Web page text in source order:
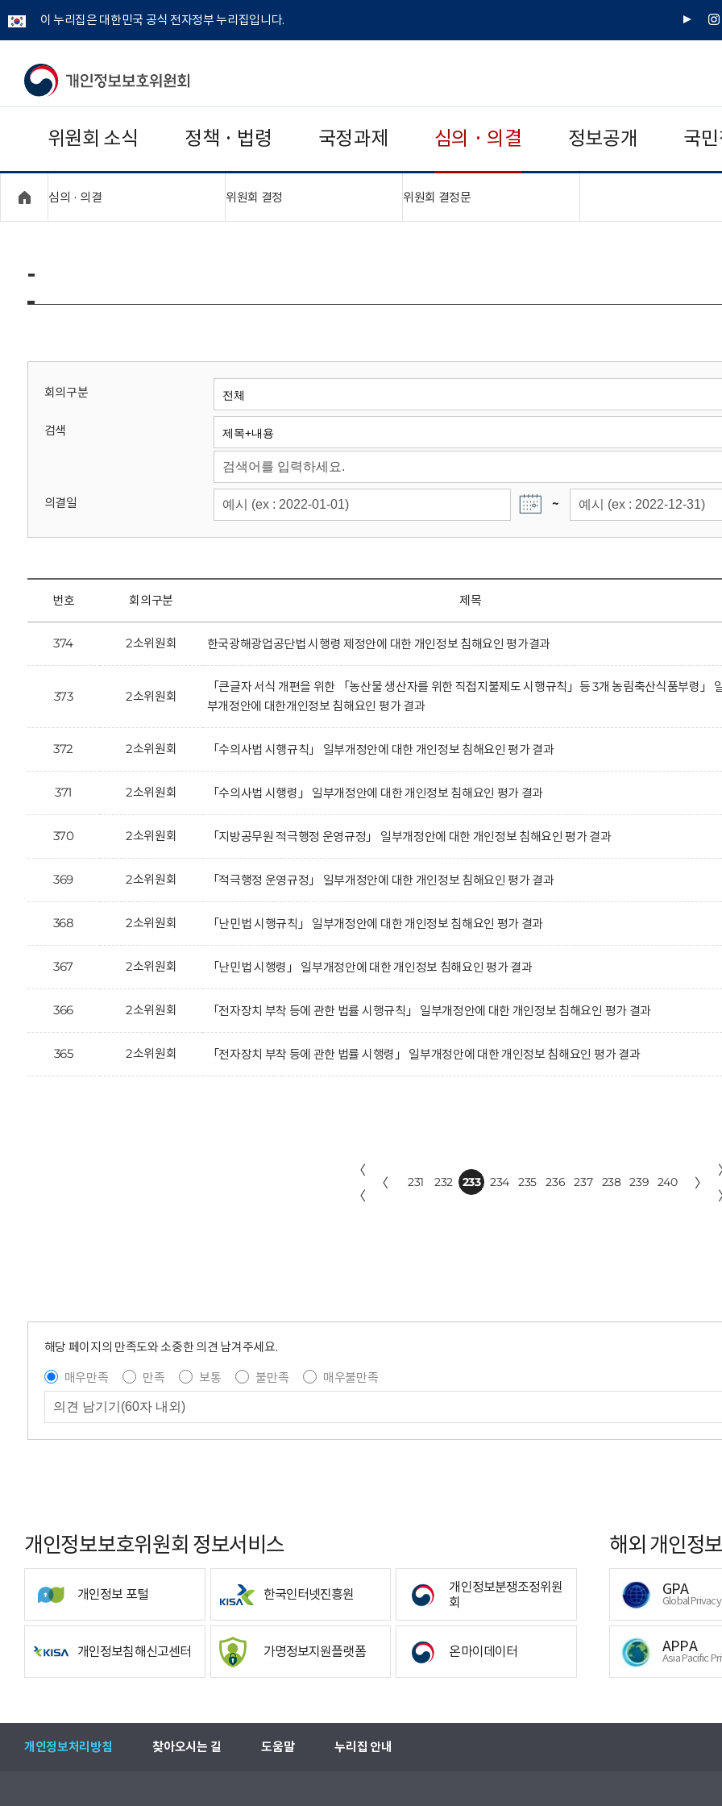
이 누리집은 대한민국 공식 전자정부 누리집입니다.
유
인
개
보
보
위
회
위원회 소식 정책 · 법령 국정과제 심의 · 의결 정보공개 국
심의 · 의결 위원회 결정 위원회 결정문"접기,펼치기"
-
회의구분
검색
의결일 ~
번호 회의구분 제목
374 2소위원회 한국광해광업공단법 시행령 제정안에 대한 개인정보 침해요인 평가결과
373 2소위원회
「큰글자 서식 개편을 위한 「농산물 생산자를 위한 직접지불제도 시행규칙」등 3개 농림축산식품부령」
부개정안에 대한개인정보 침해요인 평가 결과
372 2소위원회 「수의사법 시행규칙」 일부개정안에 대한 개인정보 침해요인 평가 결과
371 2소위원회 「수의사법 시행령」 일부개정안에 대한 개인정보 침해요인 평가 결과
370 2소위원회 「지방공무원 적극행정 운영규정」 일부개정안에 대한 개인정보 침해요인 평가 결과
369 2소위원회 「적극행정 운영규정」 일부개정안에 대한 개인정보 침해요인 평가 결과
368 2소위원회 「난민법 시행규칙」 일부개정안에 대한 개인정보 침해요인 평가 결과
367 2소위원회 「난민법 시행령」 일부개정안에 대한 개인정보 침해요인 평가 결과
366 2소위원회 「전자장치 부착 등에 관한 법률 시행규칙」 일부개정안에 대한 개인정보 침해요인 평가 결과
365 2소위원회 「전자장치 부착 등에 관한 법률 시행령」 일부개정안에 대한 개인정보 침해요인 평가 결과
〈
〈
〈 231 232 233 234 235 236 237 238 239 240 〉
해당 페이지의 만족도와 소중한 의견 남겨주세요.
매우만족
만족 보통 불만족
매우불만족
개인정보보호위원회 정보서비스
개인정보 포털 한국인터넷진흥원
개인정보분쟁조정위원
회
개인정보침해신고센터 가명정보지원플랫폼 온마이데이터
해외 개인정
GPA
Global
APPA
Asia Pacific
개인정보처리방침 찾아오시는 길 도움말 누리집 안내